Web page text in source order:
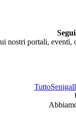
nostri portali,